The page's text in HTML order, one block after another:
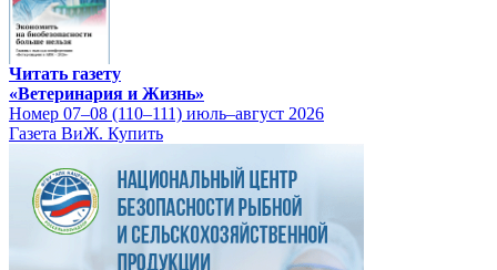
Читать газету
«Ветеринария и Жизнь»
Номер 07–08 (110–111) июль–август 2026
Газета ВиЖ. Купить